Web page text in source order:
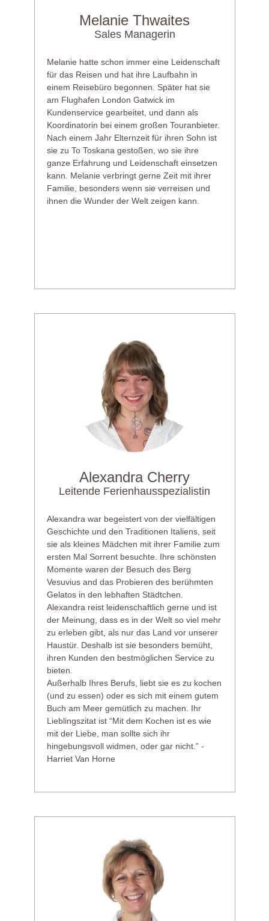
Melanie Thwaites
Sales Managerin
Melanie hatte schon immer eine Leidenschaft
für das Reisen und hat ihre Laufbahn in
einem Reisebüro begonnen. Später hat sie
am Flughafen London Gatwick im
Kundenservice gearbeitet, und dann als
Koordinatorin bei einem großen Touranbieter.
Nach einem Jahr Elternzeit für ihren Sohn ist
sie zu To Toskana gestoßen, wo sie ihre
ganze Erfahrung und Leidenschaft einsetzen
kann. Melanie verbringt gerne Zeit mit ihrer
Familie, besonders wenn sie verreisen und
ihnen die Wunder der Welt zeigen kann.
Alexandra Cherry
Leitende Ferienhausspezialistin
Alexandra war begeistert von der vielfältigen
Geschichte und den Traditionen Italiens, seit
sie als kleines Mädchen mit ihrer Familie zum
ersten Mal Sorrent besuchte. Ihre schönsten
Momente waren der Besuch des Berg
Vesuvius and das Probieren des berühmten
Gelatos in den lebhaften Städtchen.
Alexandra reist leidenschaftlich gerne und ist
der Meinung, dass es in der Welt so viel mehr
zu erleben gibt, als nur das Land vor unserer
Haustür. Deshalb ist sie besonders bemüht,
ihren Kunden den bestmöglichen Service zu
bieten.
Außerhalb Ihres Berufs, liebt sie es zu kochen
(und zu essen) oder es sich mit einem gutem
Buch am Meer gemütlich zu machen. Ihr
Lieblingszitat ist “Mit dem Kochen ist es wie
mit der Liebe, man sollte sich ihr
hingebungsvoll widmen, oder gar nicht.” -
Harriet Van Horne